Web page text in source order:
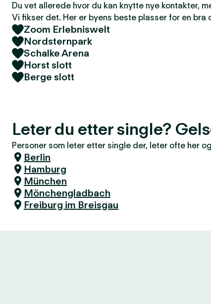
Du vet allerede hvor du kan knytte nye kontakter,
Vi fikser det. Her er byens beste plasser for en bra
Zoom Erlebniswelt
Nordsternpark
Schalke Arena
Horst slott
Berge slott
Leter du etter single?
Personer som leter etter single der, leter ofte her
Berlin
Hamburg
München
Mönchengladbach
Freiburg im Breisgau